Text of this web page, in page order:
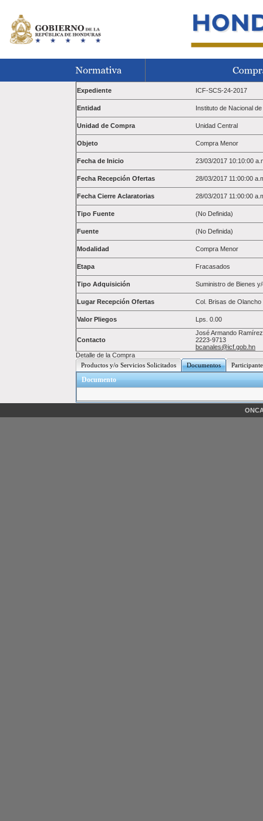
Expediente ICF-SCS-24-2017
Entidad Instituto de Nacional
Unidad de Compra Unidad Central
Objeto Compra Menor
Fecha de Inicio 23/03/2017 10:10:00
Fecha Recepción Ofertas 28/03/2017 11:00:00
Fecha Cierre Aclaratorias 28/03/2017 11:00:00
Tipo Fuente (No Definida)
Fuente (No Definida)
Modalidad Compra Menor
Etapa Fracasados
Tipo Adquisición Suministro de Bienes
Lugar Recepción Ofertas Col. Brisas de
Valor Pliegos Lps. 0.00
Contacto
José Armando
2223-9713
bcanales@icf.gob.hn
Detalle de la Compra
Productos y/o Servicios Solicitados
Documentos
Documento